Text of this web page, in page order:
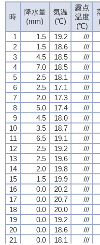
時
降水量
(mm)
気温
(℃)
露点
温度
(℃)
1
1.5 19.2 ///
2
1.5 18.6 ///
3
4.5 18.5 ///
4
7.0 18.5 ///
5
2.5 18.1 ///
6
2.5 17.1 ///
7
2.0 17.3 ///
8
5.0 17.4 ///
9
4.5 18.0 ///
10
3.5 18.7 ///
11
6.5 19.1 ///
12
2.5 19.2 ///
13
2.5 19.6 ///
14
2.0 19.8 ///
15
1.5 19.9 ///
16
0.0 20.2 ///
17
0.0 20.7 ///
18
0.0 20.0 ///
19
0.0 19.2 ///
20
0.0 18.6 ///
21
0.0 18.1 ///
時
降水量
(mm)
気温
(℃)
露点
温度
(℃)
1
1.5 19.2 ///
2
1.5 18.6 ///
3
4.5 18.5 ///
4
7.0 18.5 ///
5
2.5 18.1 ///
6
2.5 17.1 ///
7
2.0 17.3 ///
8
5.0 17.4 ///
9
4.5 18.0 ///
10
3.5 18.7 ///
11
6.5 19.1 ///
12
2.5 19.2 ///
13
2.5 19.6 ///
14
2.0 19.8 ///
15
1.5 19.9 ///
16
0.0 20.2 ///
17
0.0 20.7 ///
18
0.0 20.0 ///
19
0.0 19.2 ///
20
0.0 18.6 ///
21
0.0 18.1 ///
時
降水量
(mm)
気温
(℃)
露点
温度
(℃)
1
1.5 19.2 ///
2
1.5 18.6 ///
3
4.5 18.5 ///
4
7.0 18.5 ///
5
2.5 18.1 ///
6
2.5 17.1 ///
7
2.0 17.3 ///
8
5.0 17.4 ///
9
4.5 18.0 ///
10
3.5 18.7 ///
11
6.5 19.1 ///
12
2.5 19.2 ///
13
2.5 19.6 ///
14
2.0 19.8 ///
15
1.5 19.9 ///
16
0.0 20.2 ///
17
0.0 20.7 ///
18
0.0 20.0 ///
19
0.0 19.2 ///
20
0.0 18.6 ///
21
0.0 18.1 ///
時
降水量
(mm)
気温
(℃)
露点
温度
(℃)
1
1.5 19.2 ///
2
1.5 18.6 ///
3
4.5 18.5 ///
4
7.0 18.5 ///
5
2.5 18.1 ///
6
2.5 17.1 ///
7
2.0 17.3 ///
8
5.0 17.4 ///
9
4.5 18.0 ///
10
3.5 18.7 ///
11
6.5 19.1 ///
12
2.5 19.2 ///
13
2.5 19.6 ///
14
2.0 19.8 ///
15
1.5 19.9 ///
16
0.0 20.2 ///
17
0.0 20.7 ///
18
0.0 20.0 ///
19
0.0 19.2 ///
20
0.0 18.6 ///
21
0.0 18.1 ///